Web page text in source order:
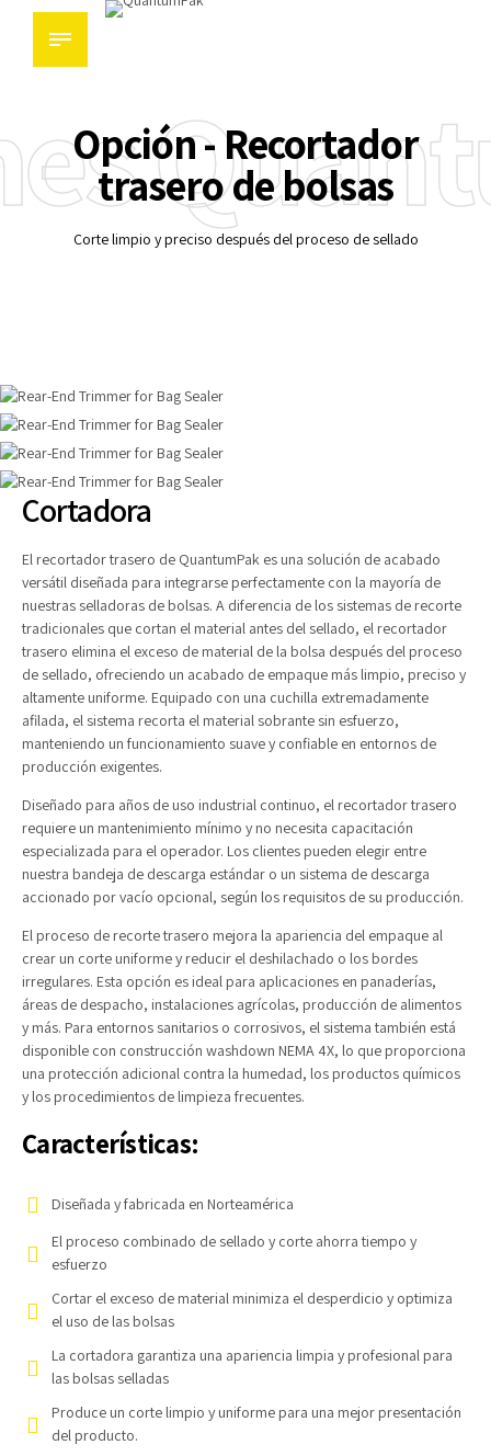
Opción - Recortador
trasero de bolsas
Corte limpio y preciso después del proceso de sellado
Cortadora
El recortador trasero de QuantumPak es una solución de acabado
versátil diseñada para integrarse perfectamente con la mayoría de
nuestras selladoras de bolsas. A diferencia de los sistemas de recorte
tradicionales que cortan el material antes del sellado, el recortador
trasero elimina el exceso de material de la bolsa después del proceso
de sellado, ofreciendo un acabado de empaque más limpio, preciso y
altamente uniforme. Equipado con una cuchilla extremadamente
afilada, el sistema recorta el material sobrante sin esfuerzo,
manteniendo un funcionamiento suave y confiable en entornos de
producción exigentes.
Diseñado para años de uso industrial continuo, el recortador trasero
requiere un mantenimiento mínimo y no necesita capacitación
especializada para el operador. Los clientes pueden elegir entre
nuestra bandeja de descarga estándar o un sistema de descarga
accionado por vacío opcional, según los requisitos de su producción.
El proceso de recorte trasero mejora la apariencia del empaque al
crear un corte uniforme y reducir el deshilachado o los bordes
irregulares. Esta opción es ideal para aplicaciones en panaderías,
áreas de despacho, instalaciones agrícolas, producción de alimentos
y más. Para entornos sanitarios o corrosivos, el sistema también está
disponible con construcción washdown NEMA 4X, lo que proporciona
una protección adicional contra la humedad, los productos químicos
y los procedimientos de limpieza frecuentes.
Características:
Diseñada y fabricada en Norteamérica
El proceso combinado de sellado y corte ahorra tiempo y
esfuerzo
Cortar el exceso de material minimiza el desperdicio y optimiza
el uso de las bolsas
La cortadora garantiza una apariencia limpia y profesional para
las bolsas selladas
Produce un corte limpio y uniforme para una mejor presentación
del producto.